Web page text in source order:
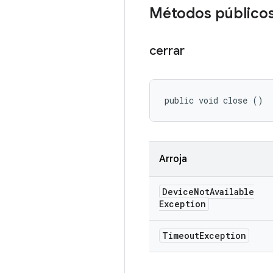
Métodos
cerrar
public void close ()
Arroja
DeviceNotAvailable
Exception
TimeoutException